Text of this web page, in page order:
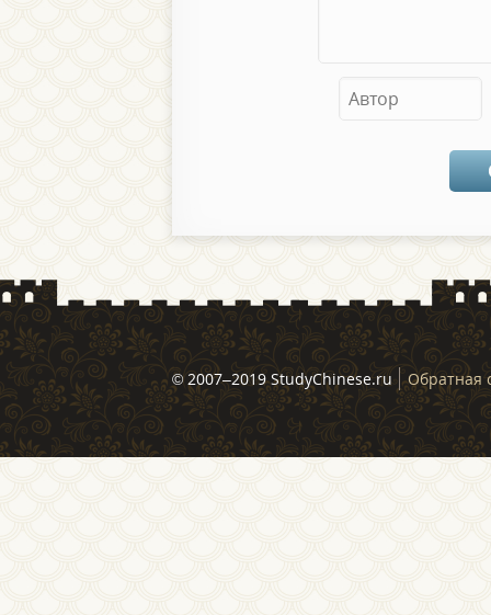
© 2007–2019 StudyChinese.ru Обратная